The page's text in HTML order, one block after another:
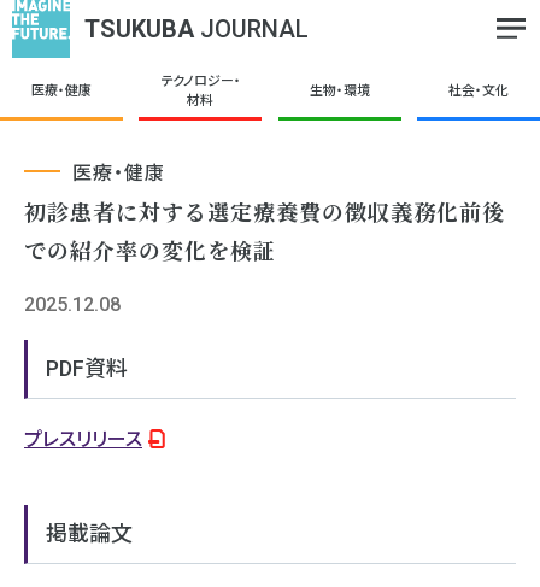
TSUKUBA JOURNAL
医療・健康
テクノロジー・
材料
生物・環境 社会・文化
医療・健康
初診患者に対する選定療養費の徴収義務化前後
での紹介率の変化を検証
2025.12.08
PDF資料
プレスリリース
掲載論文